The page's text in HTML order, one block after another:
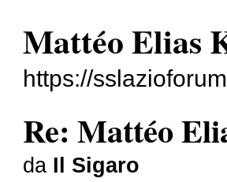
Mattéo Elias
https://
Re: Mattéo
da Il Sigaro